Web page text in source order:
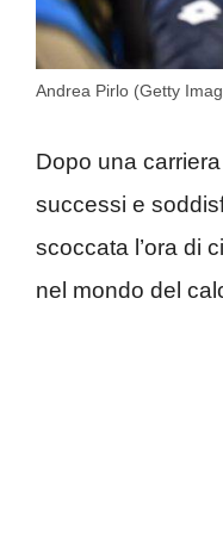
Andrea Pirlo (Getty
Dopo una
successi e
scoccata l’ora di
nel mondo del